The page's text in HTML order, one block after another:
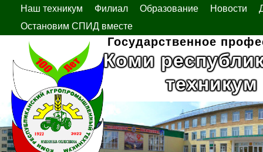
Наш техникум Филиал Образование Новости
Остановим СПИД вместе
Государственное
Коми